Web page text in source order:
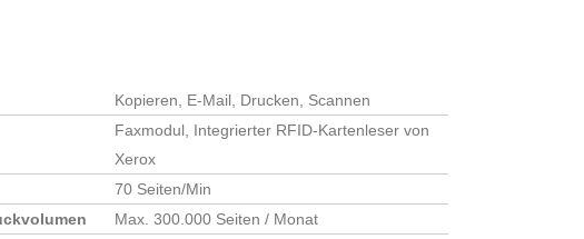
Kopieren, E-Mail, Drucken, Scannen
Faxmodul, Integrierter RFID-Kartenleser von
Xerox
70 Seiten/Min
Max. 300.000 Seiten / Monat